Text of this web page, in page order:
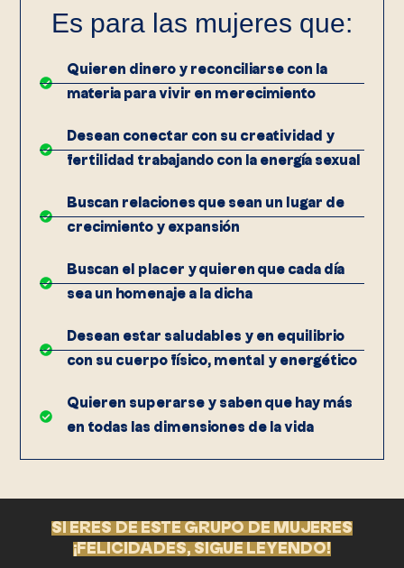
Es para las mujeres que:
Quieren dinero y reconciliarse con la
materia para vivir en merecimiento
Desean conectar con su creatividad y
fertilidad trabajando con la energía sexual
Buscan relaciones que sean un lugar de
crecimiento y expansión
Buscan el placer y quieren que cada día
sea un homenaje a la dicha
Desean estar saludables y en equilibrio
con su cuerpo físico, mental y energético
Quieren superarse y saben que hay más
en todas las dimensiones de la vida
SI ERES DE ESTE GRUPO DE MUJERES
¡FELICIDADES, SIGUE LEYENDO!